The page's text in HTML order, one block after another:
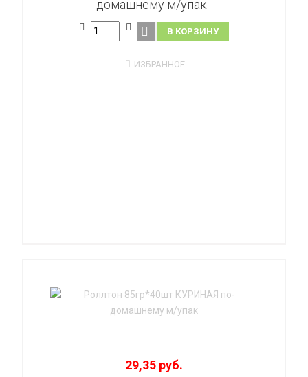
домашнему м/упак
В КОРЗИНУ
ИЗБРАННОЕ
29,35 руб.